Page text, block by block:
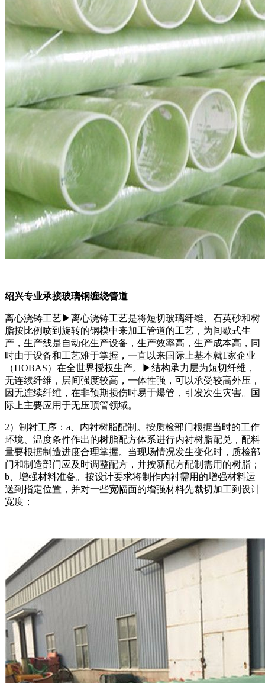
绍兴专业承接玻璃钢缠绕管道
离心浇铸工艺▶离心浇铸工艺是将短切玻璃纤维、石英砂和树
脂按比例喷到旋转的钢模中来加工管道的工艺，为间歇式生
产，生产线是自动化生产设备，生产效率高，生产成本高，同
时由于设备和工艺难于掌握，一直以来国际上基本就1家企业
（HOBAS）在全世界授权生产。▶结构承力层为短切纤维，
无连续纤维，层间强度较高，一体性强，可以承受较高外压，
因无连续纤维，在非预期损伤时易于爆管，引发次生灾害。国
际上主要应用于无压顶管领域。
2）制衬工序：a、内衬树脂配制。按质检部门根据当时的工作
环境、温度条件作出的树脂配方体系进行内衬树脂配兑，配料
量要根据制造进度合理掌握。当现场情况发生变化时，质检部
门和制造部门应及时调整配方，并按新配方配制需用的树脂；
b、增强材料准备。按设计要求将制作内衬需用的增强材料运
送到指定位置，并对一些宽幅面的增强材料先裁切加工到设计
宽度；